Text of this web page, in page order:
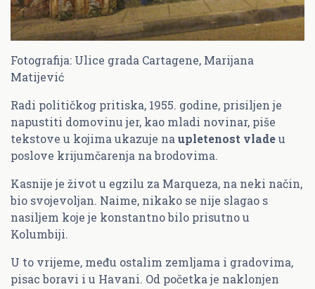
Fotografija: Ulice grada Cartagene, Marijana
Matijević
Radi političkog pritiska, 1955. godine, prisiljen je
napustiti domovinu jer, kao mladi novinar, piše
tekstove u kojima ukazuje na upletenost vladeu
poslove krijumčarenja na brodovima.
Kasnije je život u egzilu za Marqueza, na neki način,
bio svojevoljan. Naime, nikako se nije slagao s
nasiljem koje je konstantno bilo prisutno u
Kolumbiji.
U to vrijeme, među ostalim zemljama i gradovima,
pisac boravi i u Havani. Od početka je naklonjen